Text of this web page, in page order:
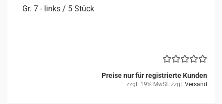
Gr. 7 - links / 5 Stück
Preise nur für registrierte Kunden
zzgl. 19% MwSt. zzgl. Versand